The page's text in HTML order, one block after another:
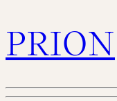
PRION